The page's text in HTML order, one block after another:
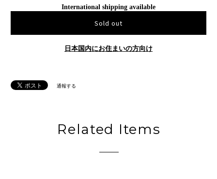
International shipping available
Sold out
日本国内にお住まいの方向け
通報する
Related Items